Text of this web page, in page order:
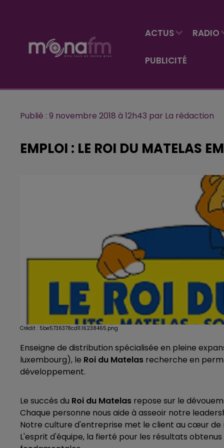
ACTUS RADIO
PUBLICITÉ
Publié : 9 novembre 2018 à 12h43 par La rédaction
EMPLOI : LE ROI DU MATELAS
Crédit : 5be5736378cd11.16238465.png
Enseigne de distribution spécialisée en pleine
luxembourg), le Roi du Matelas recherche en
développement.
Le succès du Roi du Matelas repose sur le
Chaque personne nous aide à asseoir notre
Notre culture d'entreprise met le client au cœur de
L'esprit d'équipe, la fierté pour les résultats